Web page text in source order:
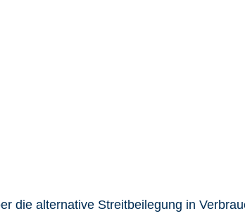
die alternative Streitbeilegung in